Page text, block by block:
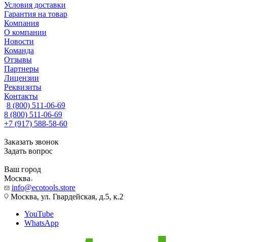
Условия доставки
Гарантия на товар
Компания
О компании
Новости
Команда
Отзывы
Партнеры
Лицензии
Реквизиты
Контакты
8 (800) 511-06-69
8 (800) 511-06-69
+7 (917) 588-58-60
Заказать звонок
Задать вопрос
Ваш город
Москва
info@ecotools.store
Москва, ул. Гвардейская, д.5, к.2
YouTube
WhatsApp